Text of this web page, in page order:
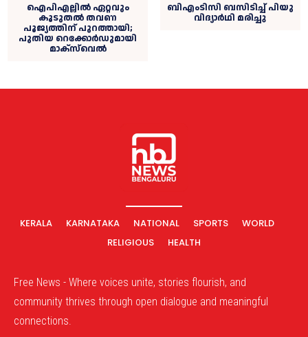
ഐപിഎല്ലിൽ ഏറ്റവും
കൂടുതൽ തവണ
പൂജ്യത്തിന് പുറത്തായി;
പുതിയ റെക്കോർഡുമായി
മാക്സ്‌വെൽ
ബിഎംടിസി ബസിടിച്ച് പിയു
വിദ്യാർഥി മരിച്ചു
KERALA KARNATAKA NATIONAL SPORTS
WORLD
RELIGIOUS
HEALTH
Free News - Where voices unite, stories flourish, and
community thrives through open dialogue and meaningful
connections.